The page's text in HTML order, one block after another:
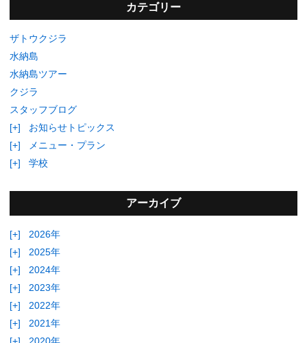
カテゴリー
ザトウクジラ
水納島
水納島ツアー
クジラ
スタッフブログ
[+]
お知らせトピックス
[+]
メニュー・プラン
[+]
学校
アーカイブ
[+]
2026年
[+]
2025年
[+]
2024年
[+]
2023年
[+]
2022年
[+]
2021年
[+]
2020年